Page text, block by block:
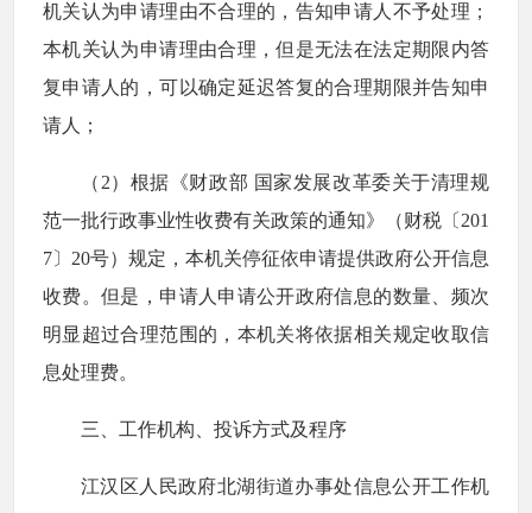
机关认为申请理由不合理的，告知申请人不予处理；
本机关认为申请理由合理，但是无法在法定期限内答
复申请人的，可以确定延迟答复的合理期限并告知申
请人；
（2）根据《财政部 国家发展改革委关于清理规
范一批行政事业性收费有关政策的通知》（财税〔201
7〕20号）规定，本机关停征依申请提供政府公开信息
收费。但是，申请人申请公开政府信息的数量、频次
明显超过合理范围的，本机关将依据相关规定收取信
息处理费。
三、工作机构、投诉方式及程序
江汉区人民政府北湖街道办事处信息公开工作机